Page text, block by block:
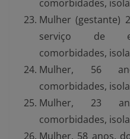
comorbidades,
Mulher (gestante)
serviço de
comorbidades,
Mulher, 56
comorbidades,
Mulher, 23
comorbidades,
Mulher, 58 anos,